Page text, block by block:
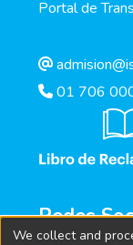
Portal de
01 706
Redes
We collect and